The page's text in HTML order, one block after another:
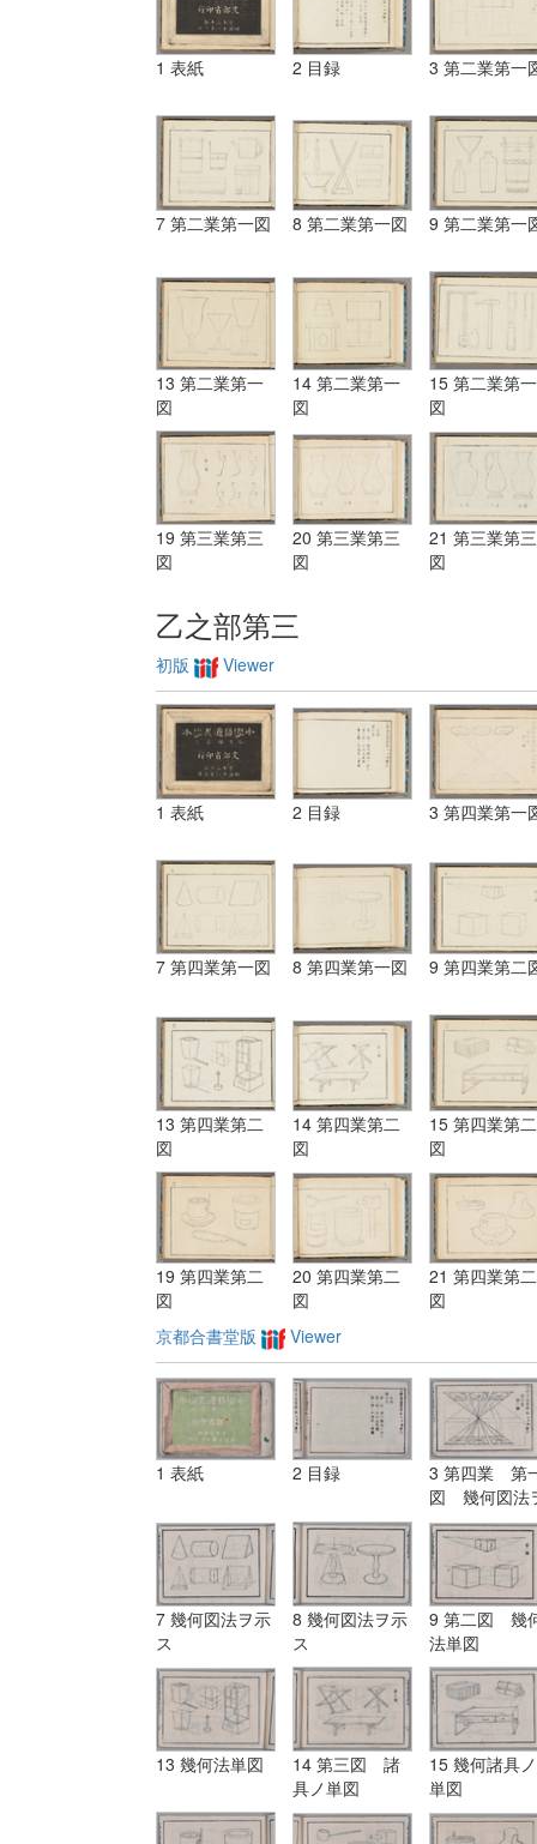
1 表紙 2 目録 3 第二業第一
7 第二業第一図 8 第二業第一図 9 第二業第一
13 第二業第一
図
14 第二業第一
図
15 第二業第一
図
19 第三業第三
図
20 第三業第三
図
21 第三業第三
図
乙之部第三
初版 Viewer
1 表紙 2 目録 3 第四業第一
7 第四業第一図 8 第四業第一図 9 第四業第二
13 第四業第二
図
14 第四業第二
図
15 第四業第二
図
19 第四業第二
図
20 第四業第二
図
21 第四業第二
図
京都合書堂版
Viewer
1 表紙 2 目録
3 第四業 第
図 幾何図法
示ス
7 幾何図法ヲ示
ス
8 幾何図法ヲ示
ス
9 第二図 幾
法単図
13 幾何法単図
14 第三図 諸
具ノ単図
15 幾何諸具ノ
単図